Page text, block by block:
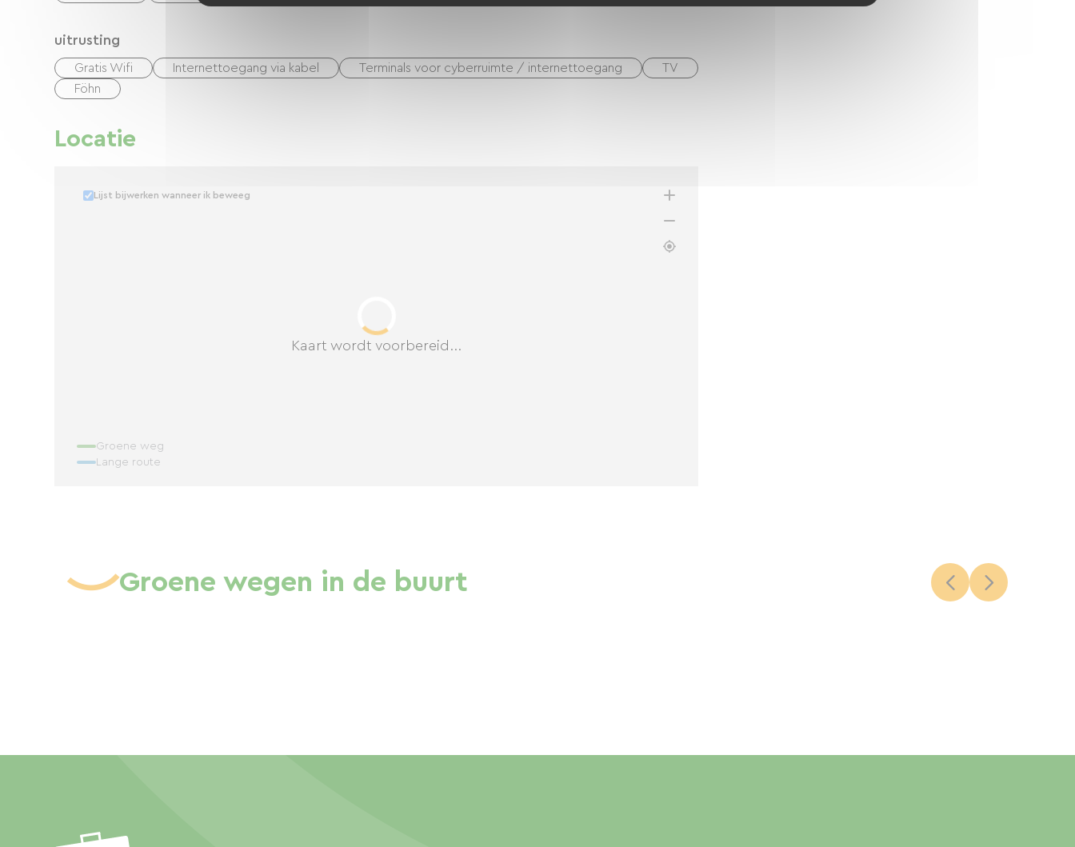
uitrusting
Gratis Wifi Internettoegang via kabel Terminals voor cyberruimte / internettoegang
TV
Föhn
Locatie
Kaart wordt voorbereid...
Lijst bijwerken wanneer ik beweeg
Groene weg
Lange route
Groene wegen in de buurt